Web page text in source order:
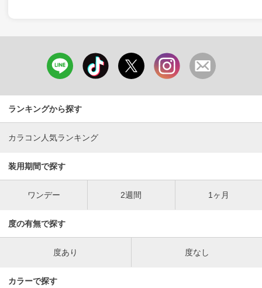
ランキングから探す
カラコン人気ランキング
装用期間で探す
ワンデー 2週間 1ヶ月
度の有無で探す
度あり 度なし
カラーで探す